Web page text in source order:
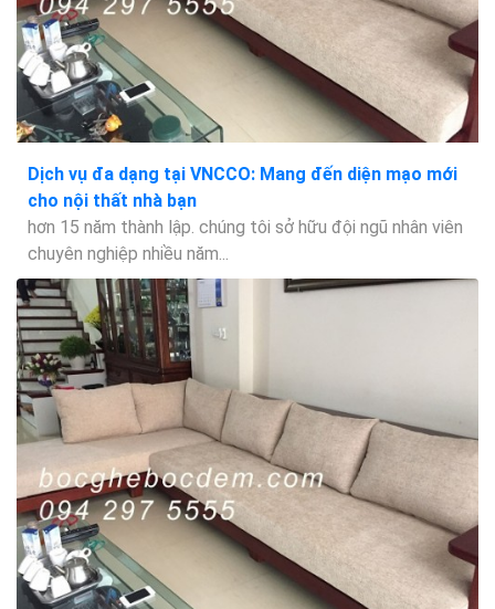
Dịch vụ đa dạng tại VNCCO: Mang đến diện mạo mới
cho nội thất nhà bạn
hơn 15 năm thành lập. chúng tôi sở hữu đội ngũ nhân viên
chuyên nghiệp nhiều năm...